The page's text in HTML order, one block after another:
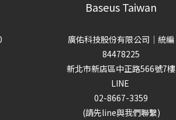
Baseus Taiwan
廣佑科技股份有限公司｜統編
84478225
新北市新店區中正路566號7樓
LINE
02-8667-3359
(請先line與我們聯繫)